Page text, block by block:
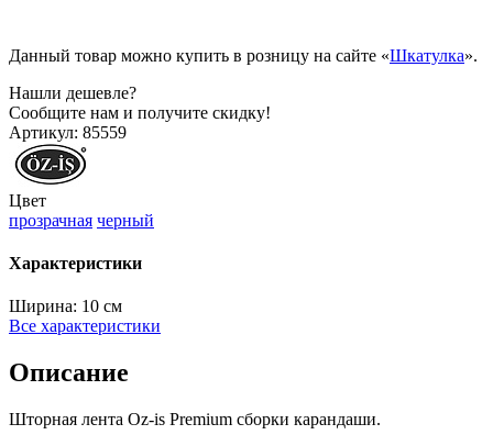
Данный товар можно купить в розницу на сайте «Шкатулка».
Нашли дешевле?
Сообщите нам и получите скидку!
Артикул: 85559
Цвет
прозрачная черный
Характеристики
Ширина: 10 см
Все характеристики
Описание
Шторная лента Oz-is Premium сборки карандаши.